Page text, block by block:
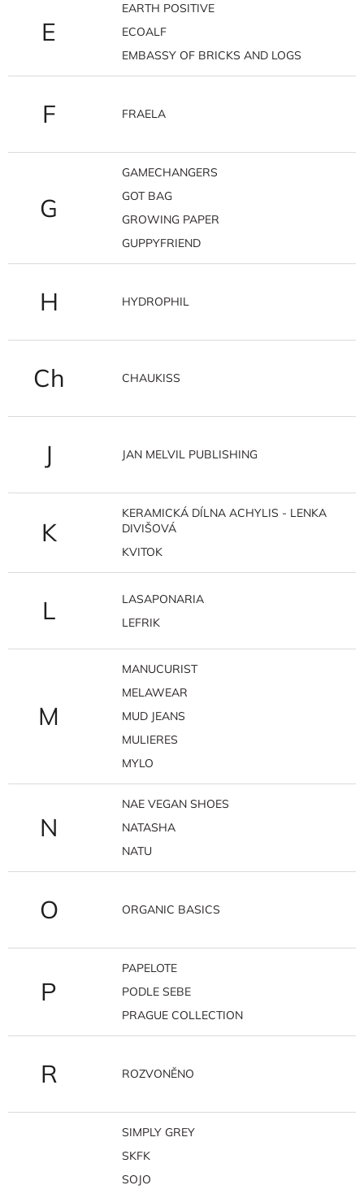
E
EARTH POSITIVE
ECOALF
EMBASSY OF BRICKS AND LOGS
F FRAELA
G
GAMECHANGERS
GOT BAG
GROWING PAPER
GUPPYFRIEND
H HYDROPHIL
Ch CHAUKISS
J JAN MELVIL PUBLISHING
K
KERAMICKÁ DÍLNA ACHYLIS - LENKA
DIVIŠOVÁ
KVITOK
L
LASAPONARIA
LEFRIK
M
MANUCURIST
MELAWEAR
MUD JEANS
MULIERES
MYLO
N
NAE VEGAN SHOES
NATASHA
NATU
O ORGANIC BASICS
P
PAPELOTE
PODLE SEBE
PRAGUE COLLECTION
R ROZVONĚNO
SIMPLY GREY
SKFK
SOJO